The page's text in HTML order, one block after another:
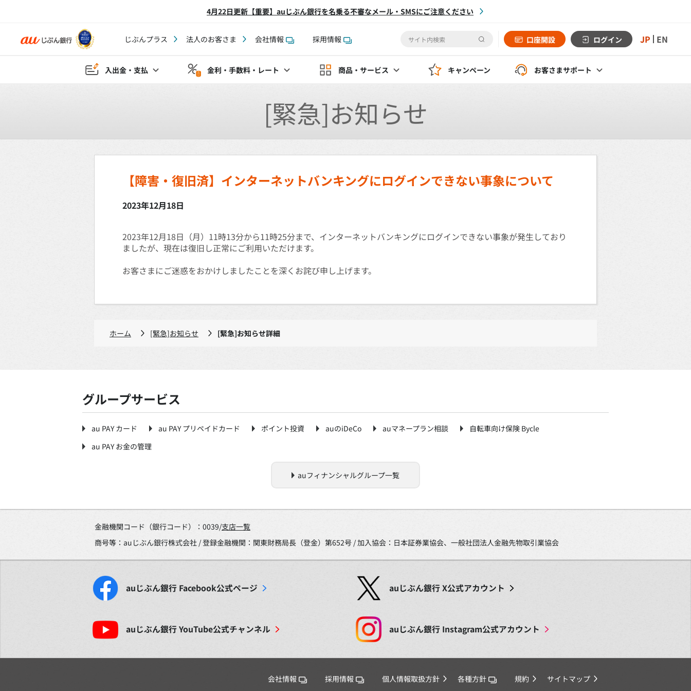
4月22日更新【重要】auじぶん銀行を名乗る不審なメール・SMSにご注意ください
じぶんプラス 法人のお客さま 会社情報 採用情報 口座開設 ログイン JP EN
入出金・支払 金利・手数料・レート 商品・サービス キャンペーン お客さまサポート
[緊急]お知らせ
【障害・復旧済】インターネットバンキングにログインできない事象について
2023年12月18日
2023年12月18日（月）11時13分から11時25分まで、インターネットバンキングにログインできない事象が発生しており
ましたが、現在は復旧し正常にご利用いただけます。
お客さまにご迷惑をおかけしましたことを深くお詫び申し上げます。
ホーム [緊急]お知らせ [緊急]お知らせ詳細
グループサービス
au PAY カード au PAY プリペイドカード ポイント投資 auのiDeCo auマネープラン相談
自転車向け保険 Bycle
au PAY お金の管理
auフィナンシャルグループ一覧
金融機関コード（銀行コード）：0039/支店一覧
商号等：auじぶん銀行株式会社 / 登録金融機関：関東財務局長（登金）第652号 / 加入協会：日本証券業協会、一般社団法人金融先物取引業協会
auじぶん銀行 Facebook公式ページ auじぶん銀行X公式アカウント
auじぶん銀行YouTube公式チャンネル auじぶん銀行 Instagram公式アカウント
会社情報 採用情報 個人情報取扱方針 各種方針 規約 サイトマップ